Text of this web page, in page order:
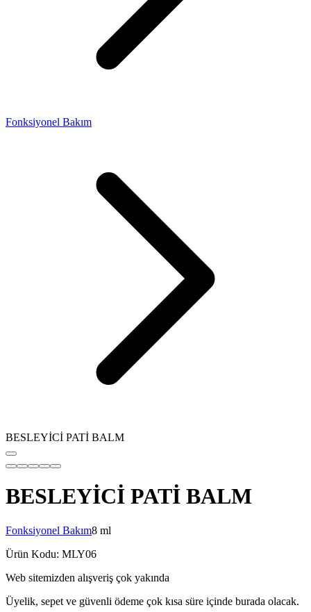
Fonksiyonel Bakım
BESLEYİCİ PATİ BALM
BESLEYİCİ PATİ BALM
Fonksiyonel Bakım8 ml
Ürün Kodu: MLY06
Web sitemizden alışveriş çok yakında
Üyelik, sepet ve güvenli ödeme çok kısa süre içinde burada olacak.